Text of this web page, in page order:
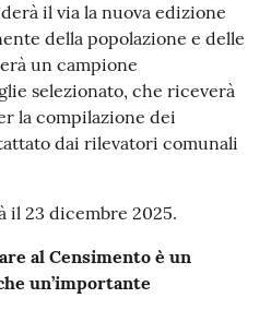
il via la nuova edizione
della popolazione e delle
un campione
selezionato, che riceverà
la compilazione dei
dai rilevatori comunali
il 23 dicembre 2025.
al Censimento è un
un’importante